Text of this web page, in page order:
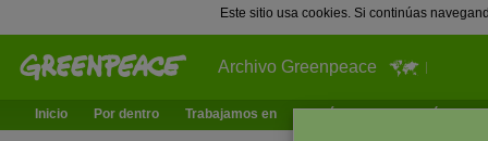
Este sitio usa cookies. Si continúas
Archivo Greenpeace
Inicio Por dentro Trabajamos en ¿Qué puedes hacer tú?